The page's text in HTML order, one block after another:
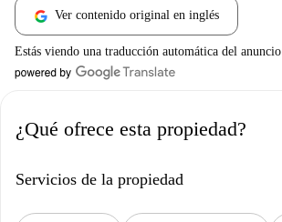
Ver contenido original en inglés
Estás viendo una traducción automática del anuncio
¿Qué ofrece esta propiedad?
Servicios de la propiedad